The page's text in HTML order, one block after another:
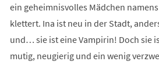
ein geheimnisvolles Mädchen
klettert. Ina ist neu in der Stadt,
und… sie ist eine Vampirin! Doch sie
mutig, neugierig und ein wenig